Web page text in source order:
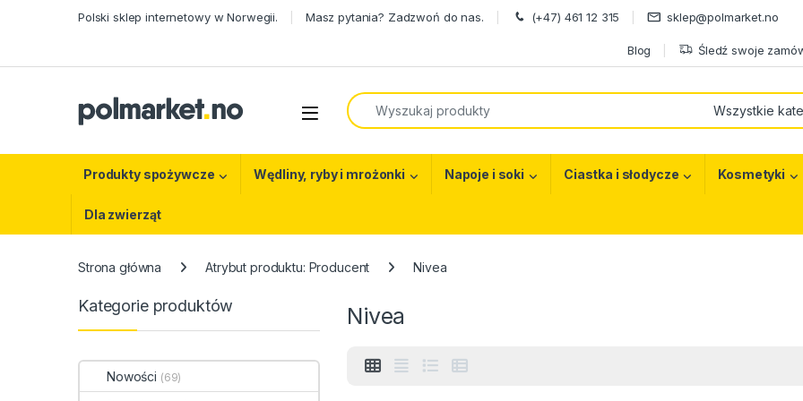
Polski sklep internetowy w Norwegii. Masz pytania? Zadzwoń do nas. (+47) 461 12 315 sklep@polmarket.no
Blog Śledź swoje
Open
Search for:
Produkty spożywcze Wędliny, ryby i mrożonki Napoje i soki Ciastka i słodycze Kosmetyki
Dla zwierząt
Strona główna Atrybut produktu: Producent Nivea
Nivea
Kategorie produktów
Nowości (69)